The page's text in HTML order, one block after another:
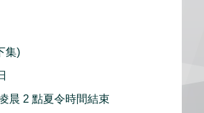
集)
晨 2 點夏令時間結束